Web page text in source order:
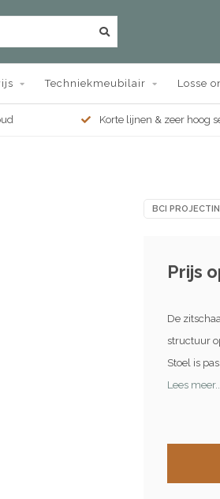
Techniekmeubilair Losse
Korte lijnen & zeer hoog
BCI
Prijs
De
structuur
Stoel is
Lees meer..